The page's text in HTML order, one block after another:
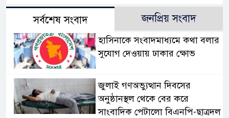
সর্বশেষ সংবাদ জনপ্রিয় সংবাদ
হাসিনাকে সংবাদমাধ্যমে কথা বলার
সুযোগ দেওয়ায় ঢাকার ক্ষোভ
জুলাই গণঅভ্যুত্থান দিবসের
অনুষ্ঠানস্থল থেকে বের করে
সাংবাদিক পেটালো বিএনপি-ছাত্রদল